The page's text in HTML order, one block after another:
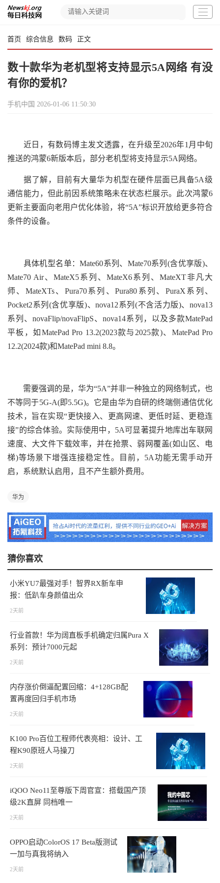
首页 综合信息 数码 正文
数十款华为老机型将支持显示5A网络 有没
有你的爱机？
手机中国 2026-01-06 11:50:30
近日，有数码博主发文透露，在升级至2026年1月中旬
推送的鸿蒙6新版本后，部分老机型将支持显示5A网络。
据了解，目前有大量华为机型在硬件层面已具备5A级
通信能力，但此前因系统策略未在状态栏展示。此次鸿蒙6
更新主要面向老用户优化体验，将“5A”标识开放给更多符合
条件的设备。
具体机型名单：Mate60系列、Mate70系列(含优享版)、
Mate70 Air、MateX5系列、MateX6系列、MateXT非凡大
师、MateXTs、Pura70系列、Pura80系列、PuraX系列、
Pocket2系列(含优享版)、nova12系列(不含活力版)、nova13
系列、novaFlip/novaFlipS、nova14系列，以及多款MatePad
平板，如MatePad Pro 13.2(2023款与2025款)、MatePad Pro
12.2(2024款)和MatePad mini 8.8。
需要强调的是，华为“5A”并非一种独立的网络制式，也
不等同于5G-A(即5.5G)。它是由华为自研的终端侧通信优化
技术，旨在实现“更快接入、更高网速、更低时延、更稳连
接”的综合体验。实际使用中，5A可显著提升地库出车联网
速度、大文件下载效率，并在抢票、弱网覆盖(如山区、电
梯)等场景下增强连接稳定性。目前，5A功能无需手动开
启，系统默认启用，且不产生额外费用。
华为
猜你喜欢
小米YU7最强对手！智界RX新车申
报：低趴车身颜值出众
2天前
行业首款！华为阔直板手机确定归属Pura X
系列：预计7000元起
2天前
内存涨价倒逼配置回缩：4+128GB配
置再度回归手机市场
2天前
K100 Pro百位工程师代表亮相：设计、工
程K90原班人马操刀
2天前
iQOO Neo11至尊版下周官宣：搭载国产顶
级2K直屏 同档唯一
2天前
OPPO启动ColorOS 17 Beta版测试
一加与真我将纳入
2天前